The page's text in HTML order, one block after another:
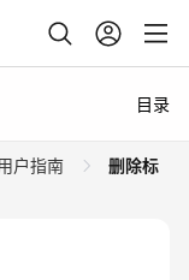
目录
户指南
删除标